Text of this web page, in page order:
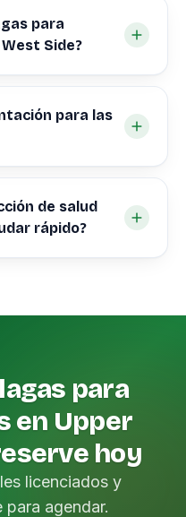
para
Side?
para las
de salud
rápido?
para
en Upper
hoy
licenciados y
para agendar.